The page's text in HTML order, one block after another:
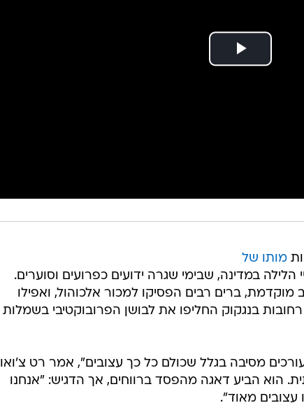
מותו של
הלילה במדינה, שבימי שגרה ידועים כפרועים וסוערים.
ברים רבים הפסיקו למכור אלכוהול, ואפילו
בנגקוק החליפו את לבושן הפרובוקטיבי בשמלות
מסיבה בגלל שכולם כל כך עצובים", אמר רט
הוא הביע דאגה מהפסד ברווחים, אך הדגיש: "אנחנו
עצובים מאוד".